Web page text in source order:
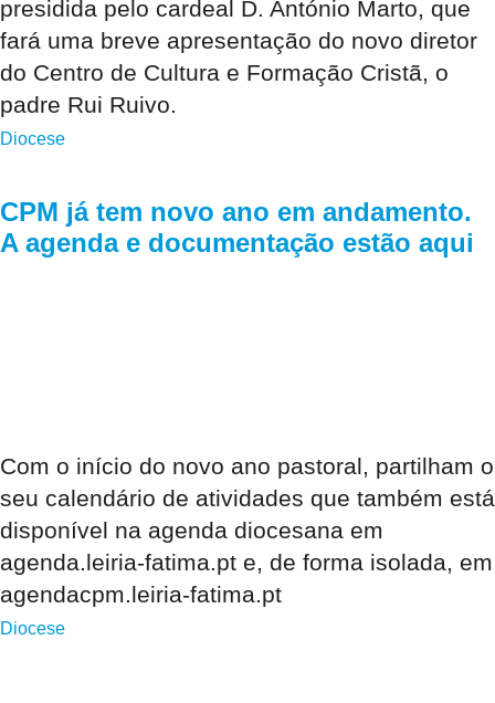
presidida pelo cardeal D. António Marto, que
fará uma breve apresentação do novo diretor
do Centro de Cultura e Formação Cristã, o
padre Rui Ruivo.
Diocese
CPM já tem novo ano em andamento.
A agenda e documentação estão aqui
Com o início do novo ano pastoral, partilham o
seu calendário de atividades que também está
disponível na agenda diocesana em
agenda.leiria-fatima.pt e, de forma isolada, em
agendacpm.leiria-fatima.pt
Diocese